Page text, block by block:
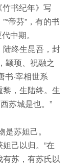
竹书纪年》写
帝芬”，有的书
中期。
终生昆吾，封
颛顼、祝融之
书·宰相世系
，生陆终。生
苏城是也。”
苏妲己。
己以归。”在
有苏，有苏氏以